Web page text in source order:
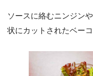
ソースに絡むニンジン
状にカットされたベーコ